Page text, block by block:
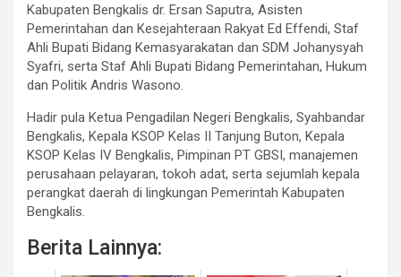
Kabupaten Bengkalis dr. Ersan Saputra, Asisten
Pemerintahan dan Kesejahteraan Rakyat Ed Effendi, Staf
Ahli Bupati Bidang Kemasyarakatan dan SDM Johanysyah
Syafri, serta Staf Ahli Bupati Bidang Pemerintahan, Hukum
dan Politik Andris Wasono.
Hadir pula Ketua Pengadilan Negeri Bengkalis, Syahbandar
Bengkalis, Kepala KSOP Kelas II Tanjung Buton, Kepala
KSOP Kelas IV Bengkalis, Pimpinan PT GBSI, manajemen
perusahaan pelayaran, tokoh adat, serta sejumlah kepala
perangkat daerah di lingkungan Pemerintah Kabupaten
Bengkalis.
Berita Lainnya: